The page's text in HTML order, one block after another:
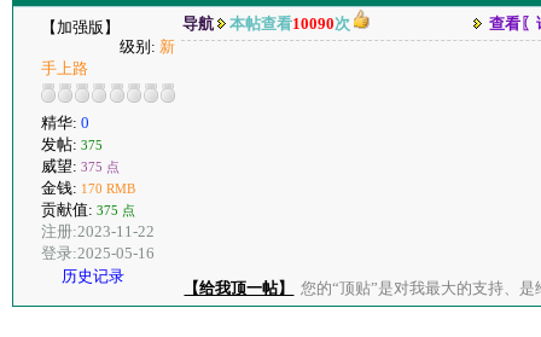
【加强版】
级别: 新
手上路
精华: 0
发帖: 375
威望: 375 点
金钱: 170 RMB
贡献值: 375 点
注册:2023-11-22
登录:2025-05-16
历史记录
导航 本帖查看10090次 查看〖
【给我顶一帖】 您的“顶贴”是对我最大的支持、